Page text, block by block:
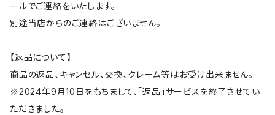
ールでご連絡をいたします。
別途当店からのご連絡はございません。
【返品について】
商品の返品、キャンセル、交換、クレーム等はお受け出来ません。
※2024年9月10日をもちまして、「返品」サービスを終了させてい
ただきました。